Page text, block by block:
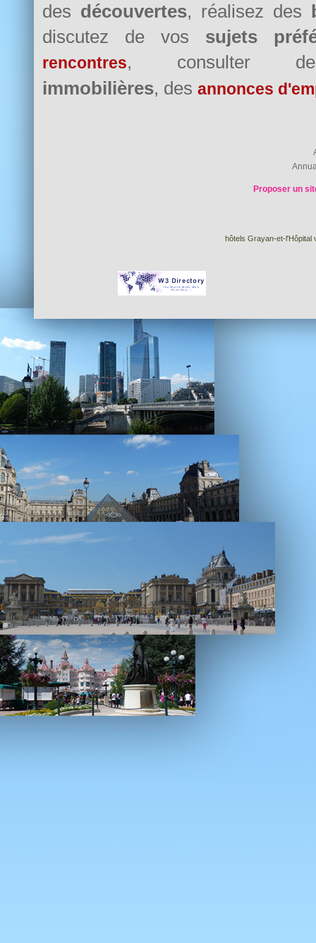
des découvertes, réalisez des
discutez de vos sujets
rencontres, consulter
immobilières, des annonces
Proposer un
hôtels Grayan-et-l'Hôpital